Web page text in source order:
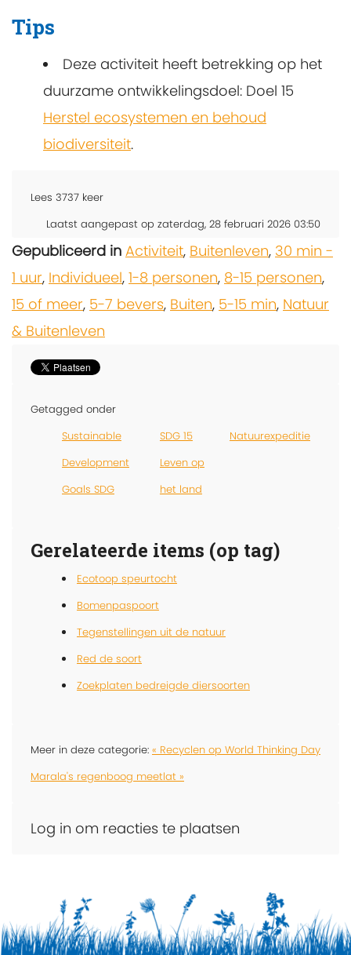
Tips
Deze activiteit heeft betrekking op het
duurzame ontwikkelingsdoel: Doel 15
Herstel ecosystemen en behoud
biodiversiteit.
Lees 3737 keer
Laatst aangepast op zaterdag, 28 februari 2026 03:50
Gepubliceerd in Activiteit, Buitenleven, 30 min -
1 uur, Individueel, 1-8 personen, 8-15 personen,
15 of meer, 5-7 bevers, Buiten, 5-15 min, Natuur
& Buitenleven
Getagged onder
Sustainable
Development
Goals SDG
SDG 15
Leven op
het land
Natuurexpeditie
Gerelateerde items (op tag)
Ecotoop speurtocht
Bomenpaspoort
Tegenstellingen uit de natuur
Red de soort
Zoekplaten bedreigde diersoorten
Meer in deze categorie: « Recyclen op World Thinking Day
Marala's regenboog meetlat »
Log in om reacties te plaatsen